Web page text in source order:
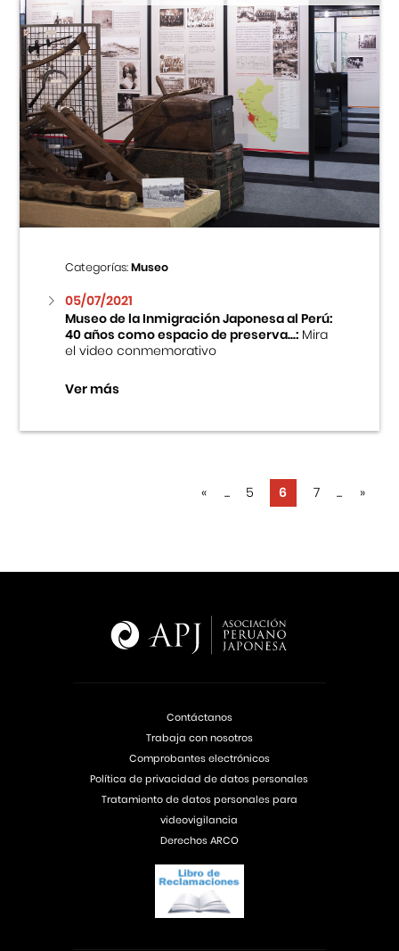
Categorías:Museo
05/07/2021
Museo de la Inmigración Japonesa al Perú:
40 años como espacio de preserva...:Mira
el video conmemorativo
Ver más
« ... 5 6 7 ... »
Contáctanos
Trabaja con nosotros
Comprobantes electrónicos
Política de privacidad de datos personales
Tratamiento de datos personales para
videovigilancia
Derechos ARCO